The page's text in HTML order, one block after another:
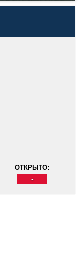
ОТКРЫТО:
-